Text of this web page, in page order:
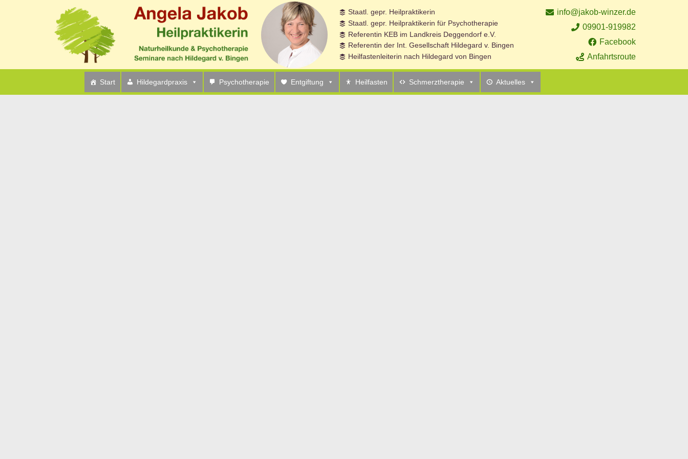
Staatl. gepr. Heilpraktikerin
Staatl. gepr. Heilpraktikerin für Psychotherapie
Referentin KEB im Landkreis Deggendorf e.V.
Referentin der Int. Gesellschaft Hildegard v. Bingen
Heilfastenleiterin nach Hildegard von Bingen
info@jakob-winzer.de
09901-919982
Facebook
Anfahrtsroute
Start Hildegardpraxis Psychotherapie Entgiftung Heilfasten Schmerztherapie Aktuelles